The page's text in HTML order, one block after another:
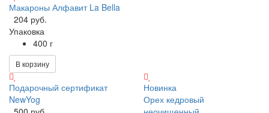
Макароны Алфавит La Bella
204 руб.
Упаковка
400 г
В корзину
Подарочный сертификат
NewYog
Новинка
Орех кедровый